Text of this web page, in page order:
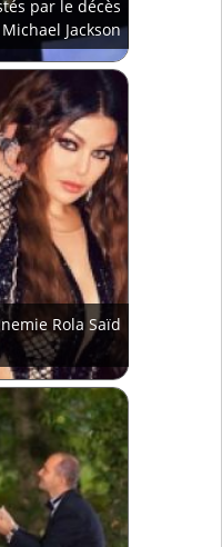
par le décès
Jackson
Rola Saïd